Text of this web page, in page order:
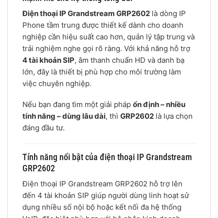
Điện thoại IP Grandstream GRP2602 là dòng IP
Phone tầm trung được thiết kế dành cho doanh
nghiệp cần hiệu suất cao hơn, quản lý tập trung và
trải nghiệm nghe gọi rõ ràng. Với khả năng hỗ trợ
4 tài khoản SIP, âm thanh chuẩn HD và danh bạ
lớn, đây là thiết bị phù hợp cho môi trường làm
việc chuyên nghiệp.
Nếu bạn đang tìm một giải pháp ổn định – nhiều
tính năng – dùng lâu dài, thì GRP2602 là lựa chọn
đáng đầu tư.
Tính năng nổi bật của điện thoại IP Grandstream
GRP2602
Điện thoại IP Grandstream GRP2602 hỗ trợ lên
đến 4 tài khoản SIP giúp người dùng linh hoạt sử
dụng nhiều số nội bộ hoặc kết nối đa hệ thống